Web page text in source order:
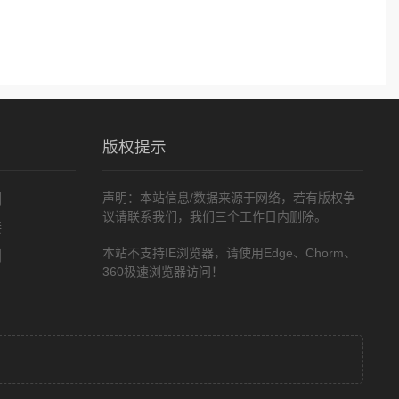
版权提示
声明：本站信息/数据来源于网络，若有版权争
议请联系我们，我们三个工作日内删除。
本站不支持IE浏览器，请使用Edge、Chorm、
360极速浏览器访问！